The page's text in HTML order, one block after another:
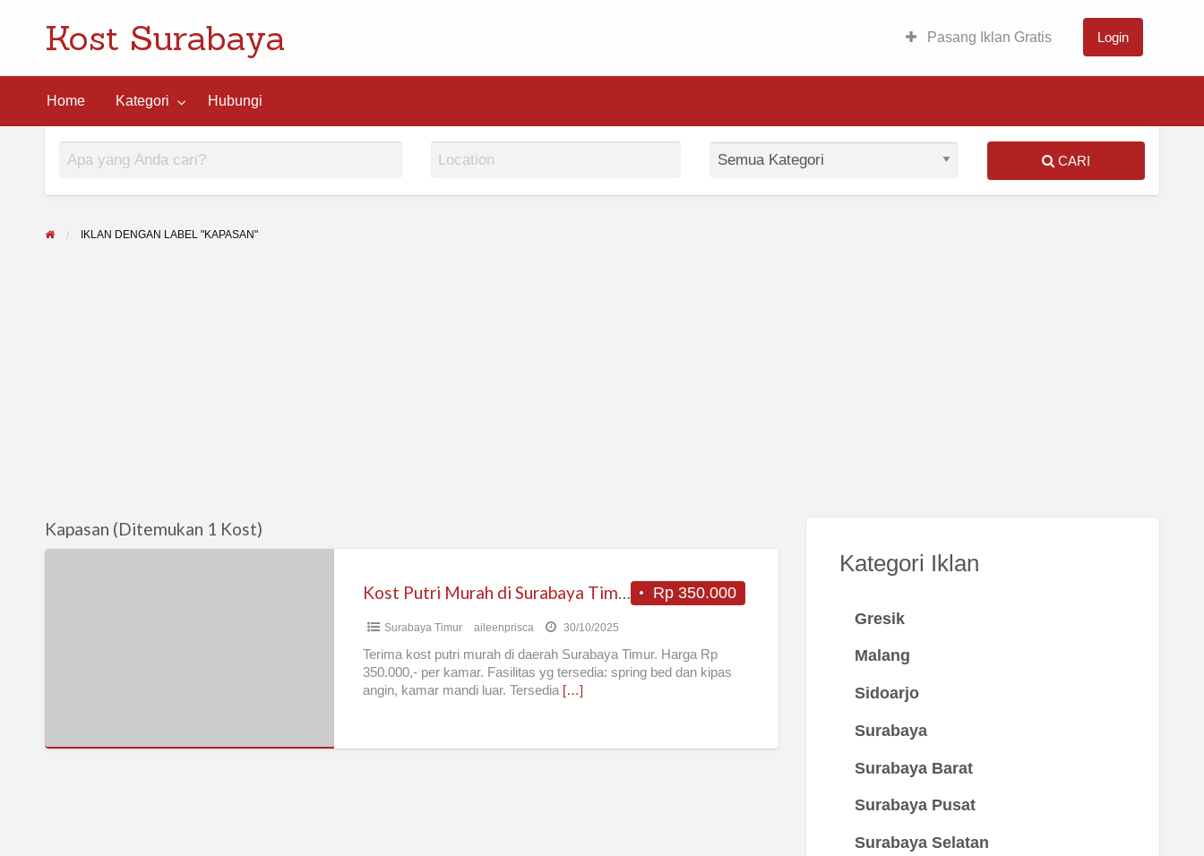
Kost Surabaya Pasang Iklan Gratis Login
Home Kategori Hubungi
CARI
IKLAN DENGAN LABEL "KAPASAN"
Kapasan (Ditemukan 1 Kost)
Rp 350.000
Kost Putri Murah di Surabaya Timur
Surabaya Timur aileenprisca 30/10/2025
Terima kost putri murah di daerah Surabaya Timur. Harga Rp
350.000,- per kamar. Fasilitas yg tersedia: spring bed dan kipas
angin, kamar mandi luar. Tersedia […]
Kategori Iklan
Gresik
Malang
Sidoarjo
Surabaya
Surabaya Barat
Surabaya Pusat
Surabaya Selatan